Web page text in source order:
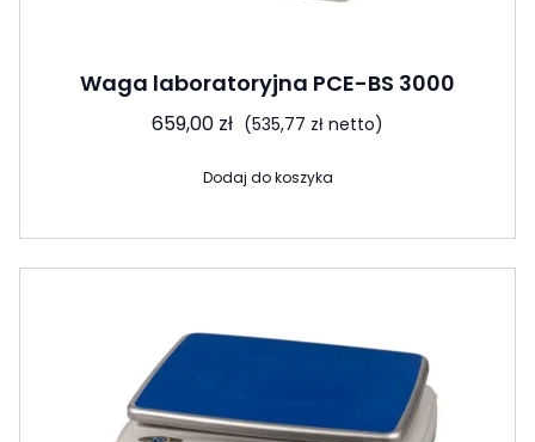
Waga laboratoryjna PCE-BS 3000
659,00 zł (535,77 złnetto)
Dodaj do koszyka